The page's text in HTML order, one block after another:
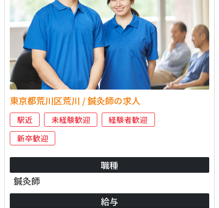
東京都荒川区荒川 / 鍼灸師の求人
駅近 未経験歓迎
経験者歓迎
新卒歓迎
職種
鍼灸師
給与